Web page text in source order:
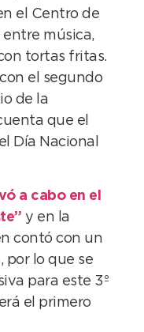
el Centro de
entre música,
tortas fritas.
el segundo
de la
que el
Día Nacional
a cabo en el
y en la
contó con un
por lo que se
para este 3º
el primero